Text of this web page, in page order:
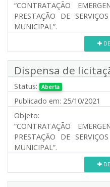
“CONTRATAÇÃO
PRESTAÇÃO DE
MUNICIPAL”.
Dispensa de
Status: Aberta
Publicado em: 25/10/2021
Objeto:
“CONTRATAÇÃO
PRESTAÇÃO DE
MUNICIPAL”.